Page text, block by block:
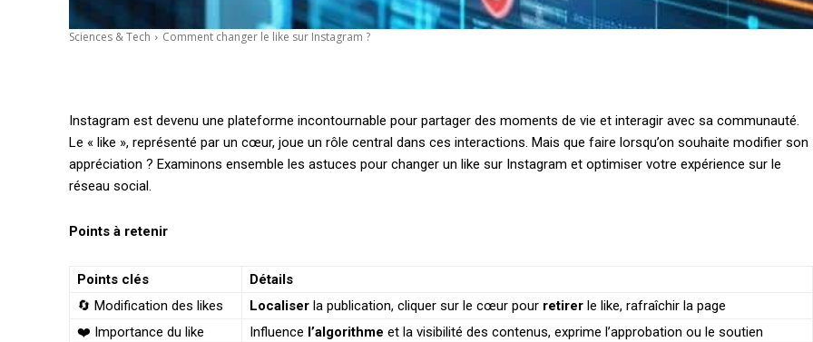
Sciences & Tech Comment changer le like sur Instagram ?
Instagram est devenu une plateforme incontournable pour partager des moments de vie et interagir avec sa communauté.
Le « like », représenté par un cœur, joue un rôle central dans ces interactions. Mais que faire lorsqu’on souhaite modifier son
appréciation ? Examinons ensemble les astuces pour changer un like sur Instagram et optimiser votre expérience sur le
réseau social.
Points à retenir
Points clés
Détails
🔄 Modification des likes
Localiser la publication, cliquer sur le cœur pour retirer le like, rafraîchir la page
❤️ Importance du like
Influence l’algorithme et la visibilité des contenus, exprime l’approbation ou le soutien